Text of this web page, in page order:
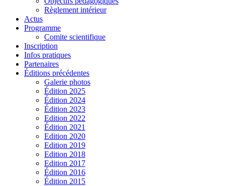
Règlement intérieur
Actus
Programme
Comite scientifique
Inscription
Infos pratiques
Partenaires
Éditions précédentes
Galerie photos
Édition 2025
Édition 2024
Édition 2023
Edition 2022
Édition 2021
Edition 2020
Edition 2019
Edition 2018
Edition 2017
Édition 2016
Édition 2015